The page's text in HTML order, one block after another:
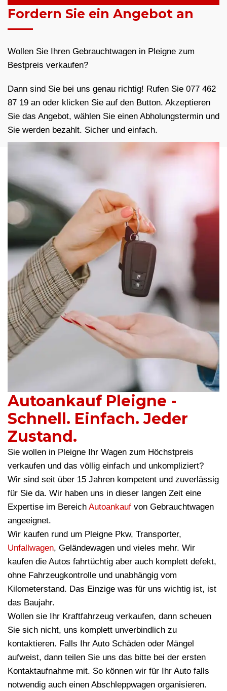
Fordern Sie ein Angebot an
Wollen Sie Ihren Gebrauchtwagen in Pleigne zum
Bestpreis verkaufen?
Dann sind Sie bei uns genau richtig! Rufen Sie 077 462
87 19 an oder klicken Sie auf den Button. Akzeptieren
Sie das Angebot, wählen Sie einen Abholungstermin und
Sie werden bezahlt. Sicher und einfach.
Autoankauf Pleigne -
Schnell. Einfach. Jeder
Zustand.
Sie wollen in Pleigne Ihr Wagen zum Höchstpreis
verkaufen und das völlig einfach und unkompliziert?
Wir sind seit über 15 Jahren kompetent und zuverlässig
für Sie da. Wir haben uns in dieser langen Zeit eine
Expertise im Bereich Autoankauf von Gebrauchtwagen
angeeignet.
Wir kaufen rund um Pleigne Pkw, Transporter,
Unfallwagen, Geländewagen und vieles mehr. Wir
kaufen die Autos fahrtüchtig aber auch komplett defekt,
ohne Fahrzeugkontrolle und unabhängig vom
Kilometerstand. Das Einzige was für uns wichtig ist, ist
das Baujahr.
Wollen sie Ihr Kraftfahrzeug verkaufen, dann scheuen
Sie sich nicht, uns komplett unverbindlich zu
kontaktieren. Falls Ihr Auto Schäden oder Mängel
aufweist, dann teilen Sie uns das bitte bei der ersten
Kontaktaufnahme mit. So können wir für Ihr Auto falls
notwendig auch einen Abschleppwagen organisieren.